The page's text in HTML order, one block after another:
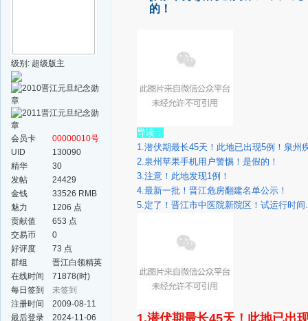
级别: 超级版主
会员卡
00000010号
UID
130090
精华
30
发帖
24429
金钱
33526 RMB
魅力
1206 点
贡献值
653 点
交易币
0
好评度
73 点
群组
晋江白领精英
群
在线时间
71878(时)
每日签到
未签到
注册时间
2009-08-11
最后登录
2024-11-06
的！
导读：
1.潜伏期最长45天！此地已出现5例！泉州
2.泉州苹果手机用户警惕！是假的！
3.注意！此地发现1例！
4.最新一批！晋江危房翻建名单公示！
5.定了！晋江市中医院新院区！试运行时
1.潜伏期最长45天！此地已出